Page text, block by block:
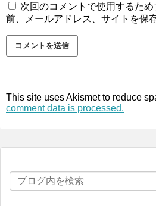
次回のコメントで使用するた
前、メールアドレス、サイトを保
This site uses Akismet to reduce
comment data is processed.